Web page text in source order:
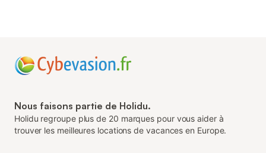
Nous faisons partie de Holidu.
Holidu regroupe plus de 20 marques pour vous aider à
trouver les meilleures locations de vacances en Europe.